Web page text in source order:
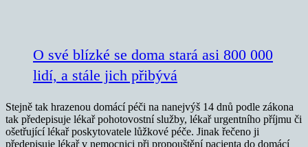
O své blízké se doma stará asi 800 000
lidí, a stále jich přibývá
Stejně tak hrazenou domácí péči na nanejvýš 14 dnů podle zákona
tak předepisuje lékař pohotovostní služby, lékař urgentního příjmu či
ošetřující lékař poskytovatele lůžkové péče. Jinak řečeno ji
předepisuje lékař v nemocnici při propouštění pacienta do domácí